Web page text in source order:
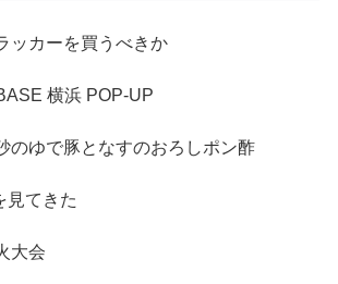
ッカーを買うべきか
横浜 POP-UP
のゆで豚となすのおろしポン酢
見てきた
大会